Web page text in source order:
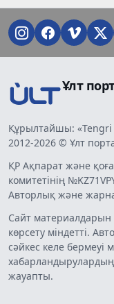
Ұлт
Құрылтайшы:
2012-2026 © Ұлт
ҚР Ақпарат және
комитетінің
Авторлық және
Сайт материалдарын
көрсету міндетті.
сәйкес келе бермеуі
жауапты.